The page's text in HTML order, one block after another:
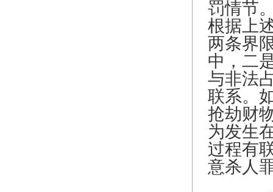
罚情节
根据上
两条界
中，二
与非法
联系。
抢劫财
为发生
过程有
意杀人